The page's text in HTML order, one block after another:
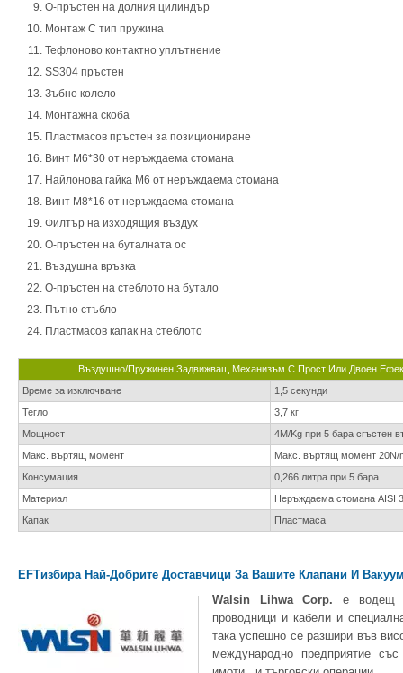
О-пръстен на долния цилиндър
Монтаж С тип пружина
Тефлоново контактно уплътнение
SS304 пръстен
Зъбно колело
Монтажна скоба
Пластмасов пръстен за позициониране
Винт M6*30 от неръждаема стомана
Найлонова гайка M6 от неръждаема стомана
Винт M8*16 от неръждаема стомана
Филтър на изходящия въздух
О-пръстен на буталната ос
Въздушна връзка
О-пръстен на стеблото на бутало
Пътно стъбло
Пластмасов капак на стеблото
Въздушно/пружинен Задвижващ Механизъм С Прост Или Двоен
Време за изключване
1,5 секунди
Тегло
3,7 кг
Мощност
4M/Kg при 5 бара сгъстен
Макс. въртящ момент
Макс. въртящ момент 20N/
Консумация
0,266 литра при 5 бара
Материал
Неръждаема стомана AISI
Капак
Пластмаса
EFTизбира Най-Добрите Доставчици За Вашите Клапани И
Walsin Lihwa Corp. е водещ
проводници и кабели и
така успешно се разшири във
международно предприятие